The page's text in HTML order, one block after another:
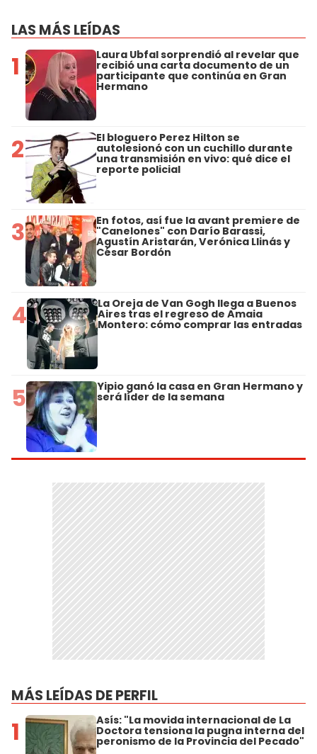
LAS MÁS LEÍDAS
1 Laura Ubfal sorprendió al revelar que
recibió una carta documento de un
participante que continúa en Gran
Hermano
2 El bloguero Perez Hilton se
autolesionó con un cuchillo durante
una transmisión en vivo: qué dice el
reporte policial
3 En fotos, así fue la avant premiere de
"Canelones" con Darío Barassi,
Agustín Aristarán, Verónica Llinás y
César Bordón
4 La Oreja de Van Gogh llega a Buenos
Aires tras el regreso de Amaia
Montero: cómo comprar las entradas
5 Yipio ganó la casa en Gran Hermano y
será líder de la semana
MÁS LEÍDAS DE PERFIL
1 Asís: "La movida internacional de La
Doctora tensiona la pugna interna del
peronismo de la Provincia del Pecado"